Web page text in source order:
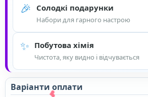
🎉 Солодкі подарунки
Набори для гарного настрою
✨ Побутова хімія
Чистота, яку видно і відчувається
Варіанти оплати